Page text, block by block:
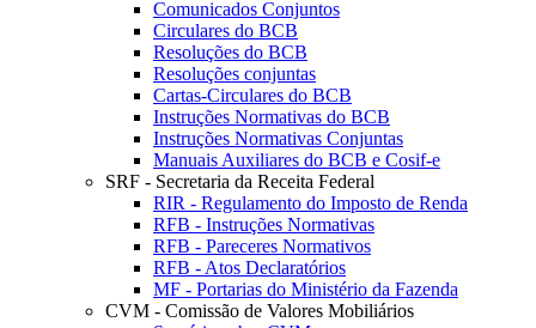
Comunicados Conjuntos
Circulares do BCB
Resoluções do BCB
Resoluções conjuntas
Cartas-Circulares do BCB
Instruções Normativas do BCB
Instruções Normativas Conjuntas
Manuais Auxiliares do BCB e Cosif-e
SRF - Secretaria da Receita Federal
RIR - Regulamento do Imposto de Renda
RFB - Instruções Normativas
RFB - Pareceres Normativos
RFB - Atos Declaratórios
MF - Portarias do Ministério da Fazenda
CVM - Comissão de Valores Mobiliários